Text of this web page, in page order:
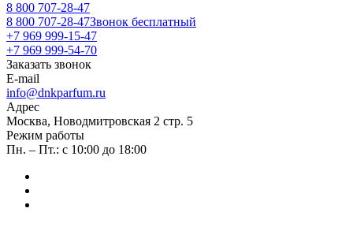
8 800 707-28-47
8 800 707-28-47Звонок бесплатный
+7 969 999-15-47
+7 969 999-54-70
Заказать звонок
E-mail
info@dnkparfum.ru
Адрес
Москва, Новодмитровская 2 стр. 5
Режим работы
Пн. – Пт.: с 10:00 до 18:00